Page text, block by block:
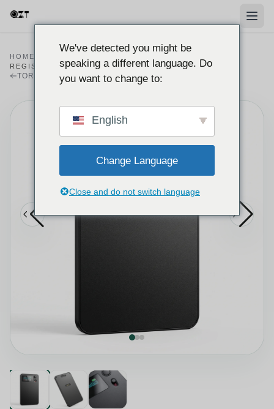
HOME REGISTRATORE
REGISTRATORE VOCALE AI A3P CON MEMORIA 64GB
TORNA AL CATALOGO DEI REGISTRATORI
We've detected you might be
speaking a different language. Do
you want to change to:
English
Change Language
Close and do not switch language